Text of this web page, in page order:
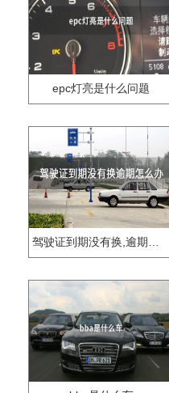
epc灯亮是什么问题
驾驶证到期没有换,逾期怎么办??